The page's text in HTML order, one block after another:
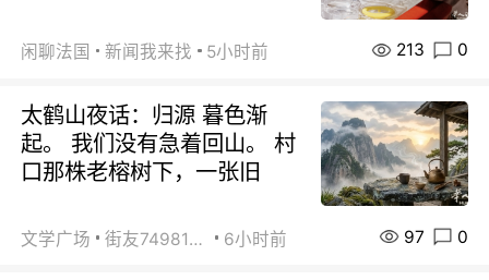
闲聊法国 新闻我来找 5小时前 213 0
太鹤山夜话：归源 暮色渐
起。 我们没有急着回山。 村
口那株老榕树下，一张旧
文学广场 街友74981146 6小时前 97 0